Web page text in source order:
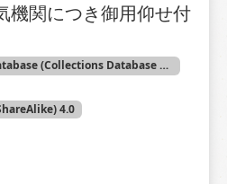
機関につき御用仰せ付
Rekihaku Collection Database (Collections Database of the National Museum of Japanese History)
4.0